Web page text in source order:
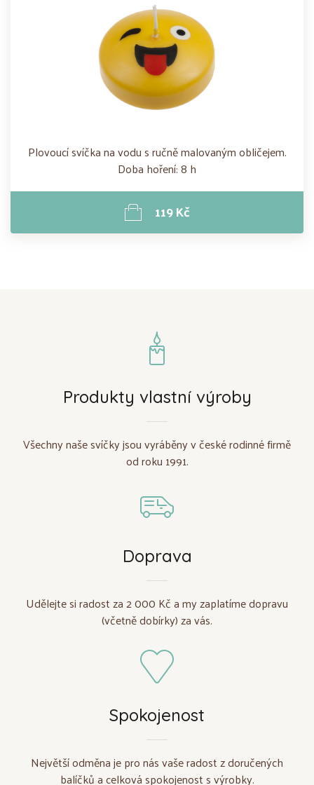
Plovoucí svíčka na vodu s ručně malovaným obličejem.
Doba hoření: 8 h
119 Kč
Produkty vlastní výroby
Všechny naše svíčky jsou vyráběny v české rodinné firmě
od roku 1991.
Doprava
Udělejte si radost za 2 000 Kč a my zaplatíme dopravu
(včetně dobírky) za vás.
Spokojenost
Největší odměna je pro nás vaše radost z doručených
balíčků a celková spokojenost s výrobky.